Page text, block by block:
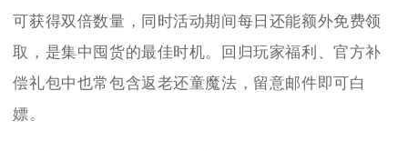
可获得双倍数量，同时活动期间每日还能额外免费领
取，是集中囤货的最佳时机。回归玩家福利、官方补
偿礼包中也常包含返老还童魔法，留意邮件即可白
嫖。